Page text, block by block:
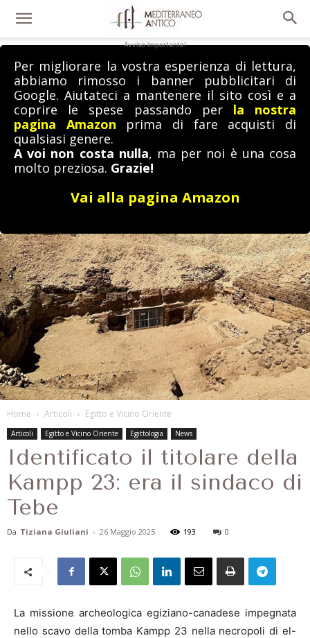
Avviso importante!
Per migliorare la vostra esperienza di lettura,
abbiamo rimosso i banner pubblicitari di
Google. Aiutateci a mantenere il sito così e a
coprire le spese passando per la nostra
pagina Amazon prima di fare acquisti di
qualsiasi genere.
A voi non costa nulla, ma per noi è una cosa
molto preziosa. Grazie!
Vai alla pagina Amazon
Home Articoli Egitto e Vicino Oriente
Articoli Egitto e Vicino Oriente Egittologia News
Identificato il titolare della
Kampp 23: era il sindaco di
Tebe
Da Tiziana Giuliani - 26 Maggio 2025 193 0
La missione archeologica egiziano-canadese impegnata
nello scavo della tomba Kampp 23 nella necropoli di el-